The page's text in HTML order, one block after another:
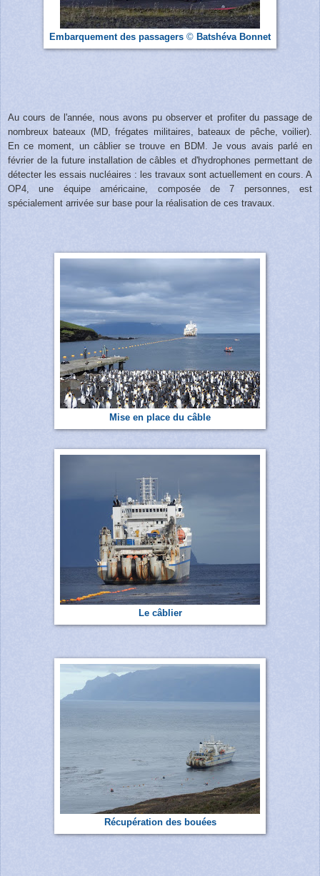
Embarquement des passagers © Batshéva Bonnet
Au cours de l'année, nous avons pu observer et profiter du passage de
nombreux bateaux (MD, frégates militaires, bateaux de pêche, voilier).
En ce moment, un câblier se trouve en BDM. Je vous avais parlé en
février de la future installation de câbles et d'hydrophones permettant de
détecter les essais nucléaires : les travaux sont actuellement en cours. A
OP4, une équipe américaine, composée de 7 personnes, est
spécialement arrivée sur base pour la réalisation de ces travaux.
Mise en place du câble
Le câbl ier
Récupération des bouées